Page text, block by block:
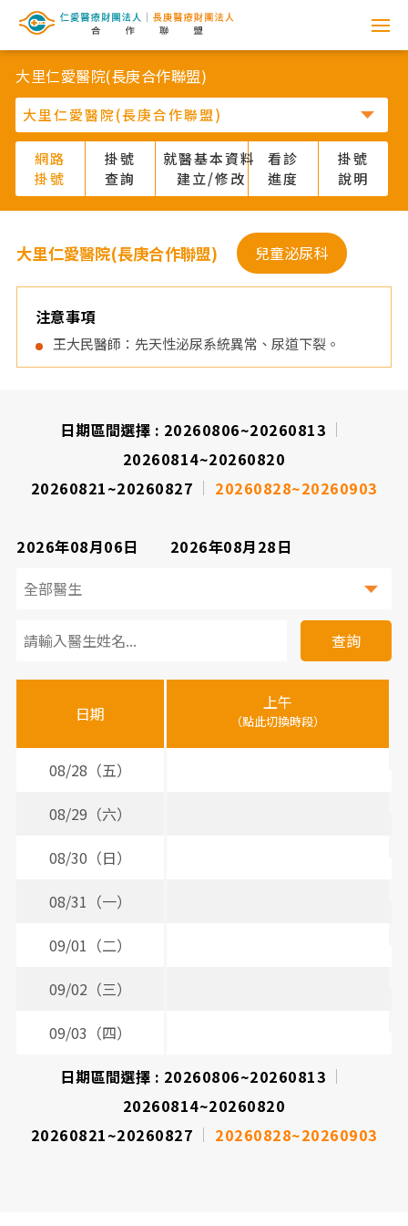
網
路
掛
號
系
統
-
仁
愛
大里仁愛醫院(長庚合作聯盟)
網路
掛號
掛號
查詢
就醫基本資料
建立/修改
看診
進度
掛號
說明
大里仁愛醫院(長庚合作聯盟) 兒童泌尿科
注意事項
王大民醫師：先天性泌尿系統異常、尿道下裂。
日期區間選擇 : 20260806~20260813
20260814~20260820
20260821~20260827
20260828~20260903
2026年08月06日 2026年08月28日
診
醫
時
查詢
日期
上午
（點此切換時段）
08/28（五）
08/29（六）
08/30（日）
08/31（一）
09/01（二）
09/02（三）
09/03（四）
日期區間選擇 : 20260806~20260813
20260814~20260820
20260821~20260827
20260828~20260903